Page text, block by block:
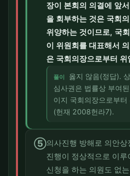
장이 본회의 의결에 앞
을 회부하는 것은 국회
위양하는 것이므로, 국
이 위원회를 대표해서
은 국회의장으로부터
풀이
옳지 않음(정답).
심사권은 법률상 부여
이지 국회의장으로부
(헌재 2008헌라7).
⑤의사진행 방해로 의안상
진행이 정상적으로 이
신청을 하는 의원도 없